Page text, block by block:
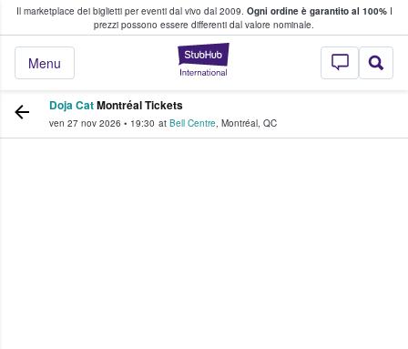
Il marketplace dei biglietti per eventi dal vivo dal 2009. Ogni ordine è garantito al 100%I
prezzi possono essere differenti dal valore nominale.
StubHub - Dove
Menu
fan comprano e vendono biglietti
Doja CatMontréal Tickets
ven 27 nov 2026 • 19:30 at Bell Centre, Montréal, QC